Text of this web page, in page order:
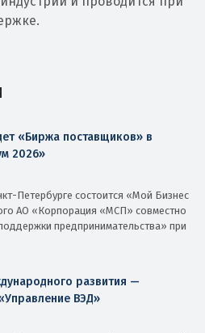
«Биржа поставщиков» в
2026»
Петербурге состоится «Мой Бизнес
АО «Корпорация «МСП» совместно
предпринимательства» при
развития —
ВЭД»